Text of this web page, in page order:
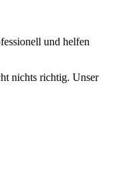
und helfen
nichts richtig. Unser